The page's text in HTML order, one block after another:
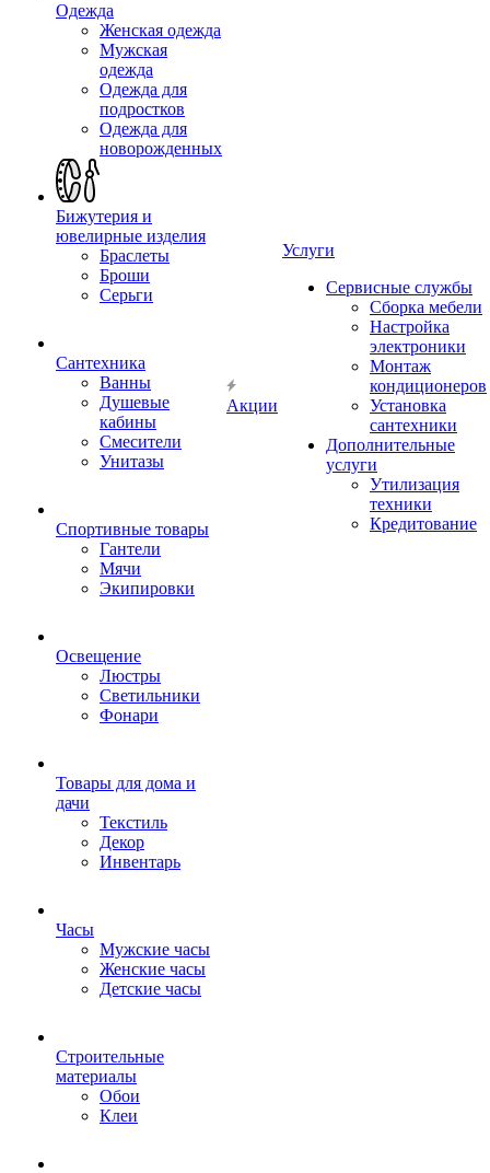
Одежда
Женская одежда
Мужская
одежда
Одежда для
подростков
Одежда для
новорожденных
Бижутерия и
ювелирные изделия
Браслеты
Броши
Серьги
Сантехника
Ванны
Душевые
кабины
Смесители
Унитазы
Спортивные товары
Гантели
Мячи
Экипировки
Освещение
Люстры
Светильники
Фонари
Товары для дома и
дачи
Текстиль
Декор
Инвентарь
Часы
Мужские часы
Женские часы
Детские часы
Строительные
материалы
Обои
Клеи
Акции
Услуги
Сервисные службы
Сборка мебели
Настройка
электроники
Монтаж
кондиционеров
Установка
сантехники
Дополнительные
услуги
Утилизация
техники
Кредитование